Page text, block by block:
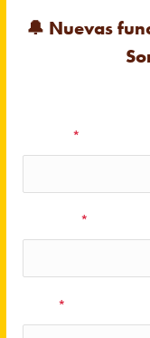
🔔 Nuevas
*
*
*